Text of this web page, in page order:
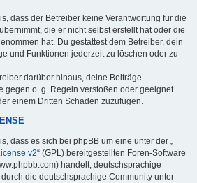
dass der Betreiber keine Verantwortung für die
die er nicht selbst erstellt hat oder die
hat. Du gestattest dem Betreiber, dein
und Funktionen jederzeit zu löschen oder zu
darüber hinaus, deine Beiträge
gegen o. g. Regeln verstoßen oder geeignet
einem Dritten Schaden zuzufügen.
dass es sich bei phpBB um eine unter der „
v2“ (GPL) bereitgestellten Foren-Software
handelt; deutschsprachige
die deutschsprachige Community unter